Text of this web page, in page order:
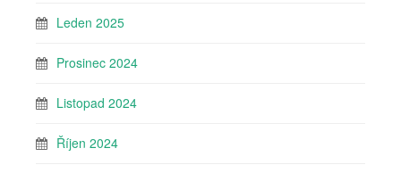
Leden 2025
Prosinec 2024
Listopad 2024
Říjen 2024